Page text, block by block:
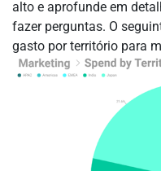
alto e aprofunde em
fazer perguntas. O
gasto por território para